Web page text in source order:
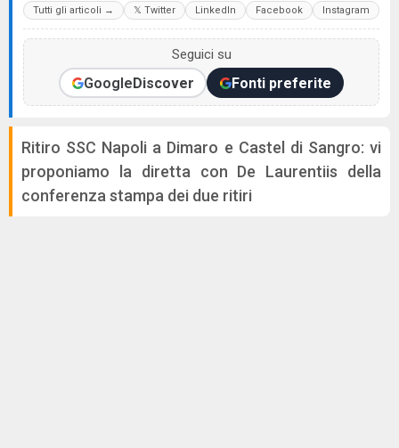
Tutti gli articoli → 𝕏 Twitter LinkedIn Facebook Instagram
Seguici su
GoogleDiscover Fonti preferite
Ritiro SSC Napoli a Dimaro e Castel di Sangro: vi
proponiamo la diretta con De Laurentiis della
conferenza stampa dei due ritiri